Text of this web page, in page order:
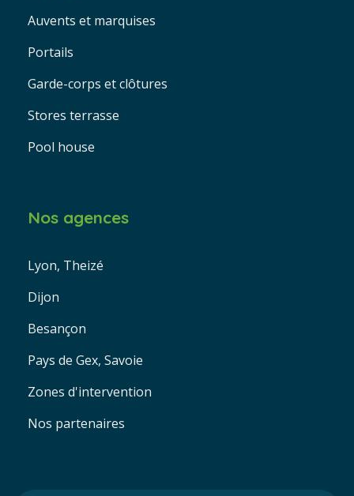
Auvents et marquises
Portails
Garde-corps et clôtures
Stores terrasse
Pool house
Nos agences
Lyon, Theizé
Dijon
Besançon
Pays de Gex, Savoie
Zones d'intervention
Nos partenaires